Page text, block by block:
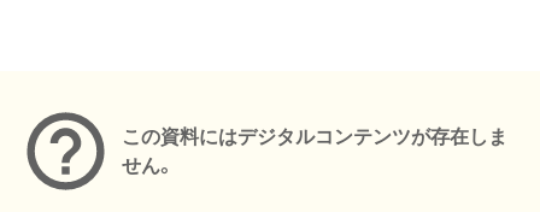
この資料にはデジタルコンテンツが存在しま
せん。